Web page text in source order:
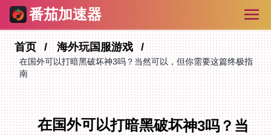
番茄加速器
首页 海外玩国服游戏
在国外可以打暗黑破坏神3吗？当然可以，但你需要这篇终极指
南
在国外可以打暗黑破坏神3吗？当